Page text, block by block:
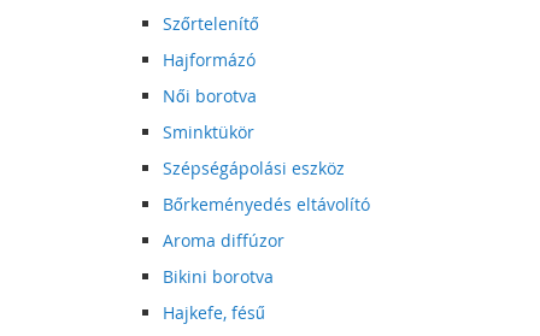
Szőrtelenítő
Hajformázó
Női borotva
Sminktükör
Szépségápolási eszköz
Bőrkeményedés eltávolító
Aroma diffúzor
Bikini borotva
Hajkefe, fésű